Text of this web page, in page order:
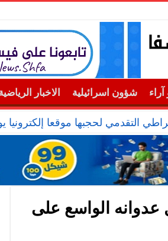
آراء شؤون اسرائيلية الاخبار
التقدمي لحجبها موقعا
عدوانه الواسع على